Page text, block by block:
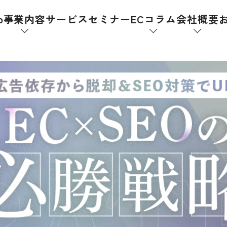
事業内容サービスセミナーECコラム会社概要